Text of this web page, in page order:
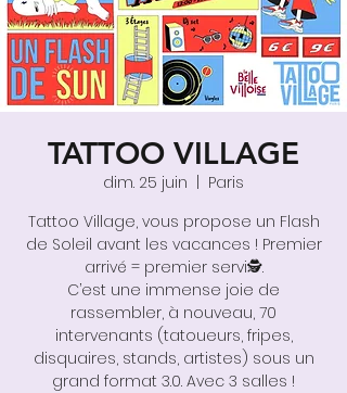
TATTOO VILLAGE
dim. 25 juin
  |
Paris
Tattoo Village, vous propose un Flash
de Soleil avant les vacances ! Premier
arrivé = premier servi🕵‍‍.
C’est une immense joie de
rassembler, à nouveau, 70
intervenants (tatoueurs, fripes,
disquaires, stands, artistes) sous un
grand format 3.0. Avec 3 salles !